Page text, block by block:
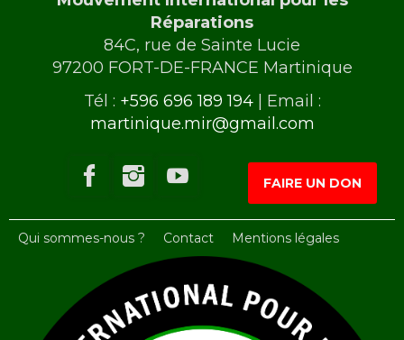
Réparations
84C, rue de Sainte Lucie
97200 FORT-DE-FRANCE Martinique
Tél : +596 696 189 194| Email :
martinique.mir@gmail.com
FAIRE UN DON
Qui sommes-nous ? Contact Mentions légales